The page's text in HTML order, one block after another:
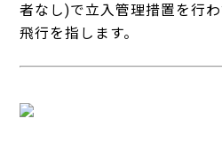
者なし)で立入管理措置を行
飛行を指します。